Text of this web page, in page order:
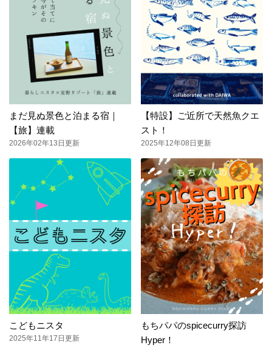
まだ見ぬ景色と泊まる宿｜
【旅】連載
2026年02年13日更新
【特設】ご近所で天然魚クエ
スト！
2025年12年08日更新
こどもニスタ
2025年11年17日更新
もちパパのspicecurry探訪
Hyper！